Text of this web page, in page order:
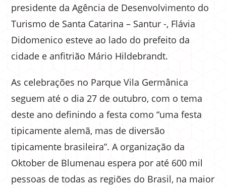
presidente da Agência de Desenvolvimento do
Turismo de Santa Catarina – Santur -, Flávia
Didomenico esteve ao lado do prefeito da
cidade e anfitrião Mário Hildebrandt.
As celebrações no Parque Vila Germânica
seguem até o dia 27 de outubro, com o tema
deste ano definindo a festa como “uma festa
tipicamente alemã, mas de diversão
tipicamente brasileira”. A organização da
Oktober de Blumenau espera por até 600 mil
pessoas de todas as regiões do Brasil, na maior